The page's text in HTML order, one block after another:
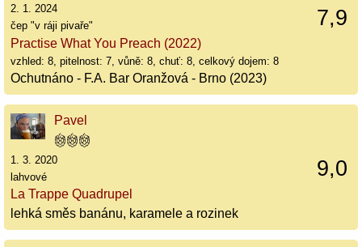
7,9
2. 1. 2024
čep "v ráji pivaře"
Practise What You Preach (2022)
vzhled: 8, pitelnost: 7, vůně: 8, chuť: 8, celkový dojem: 8
Ochutnáno - F.A. Bar Oranžová - Brno (2023)
Pavel
9,0
1. 3. 2020
lahvové
La Trappe Quadrupel
lehká směs banánu, karamele a rozinek